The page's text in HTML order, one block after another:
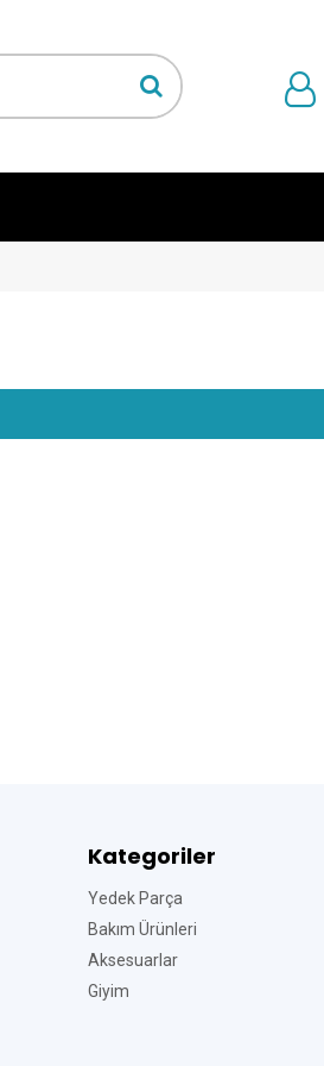
Kategoriler
Yedek Parça
Bakım Ürünleri
Aksesuarlar
Giyim